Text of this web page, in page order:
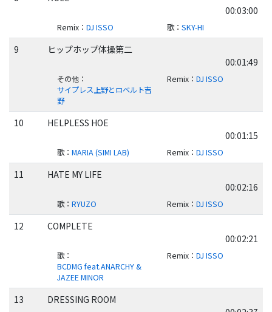
00:03:00
Remix： DJ ISSO 歌： SKY-HI
9
ヒップホップ体操第二
00:01:49
その他：
サイプレス上野とロベルト吉
野
Remix： DJ ISSO
10
HELPLESS HOE
00:01:15
歌： MARIA (SIMI LAB) Remix： DJ ISSO
11
HATE MY LIFE
00:02:16
歌： RYUZO Remix： DJ ISSO
12
COMPLETE
00:02:21
歌：
BCDMG feat.ANARCHY &
JAZEE MINOR
Remix： DJ ISSO
13
DRESSING ROOM